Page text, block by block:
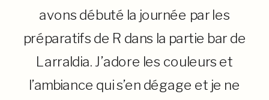
avons débuté la journée par les
préparatifs de R dans la partie bar de
Larraldia. J’adore les couleurs et
l’ambiance qui s’en dégage et je ne